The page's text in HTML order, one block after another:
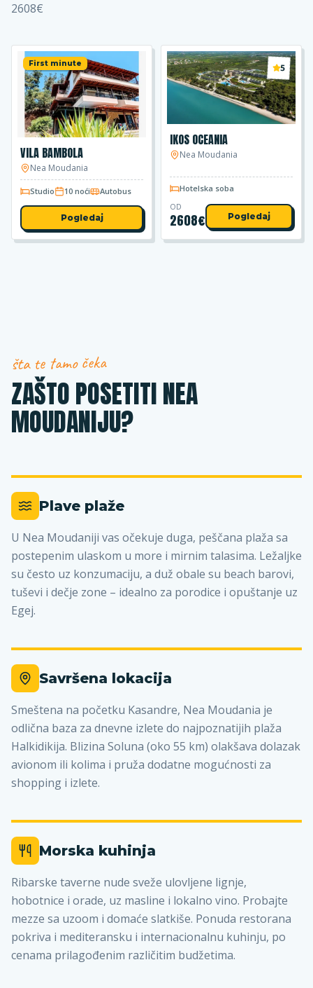
2608€
First minute
VILA BAMBOLA
Nea Moudania
Studio 10 noći Autobus
Pogledaj
5
IKOS OCEANIA
Nea Moudania
Hotelska soba
OD
2608€ Pogledaj
šta te tamo čeka
ZAŠTO POSETITI NEA
MOUDANIJU?
Plave plaže
U Nea Moudaniji vas očekuje duga, peščana plaža sa
postepenim ulaskom u more i mirnim talasima. Ležaljke
su često uz konzumaciju, a duž obale su beach barovi,
tuševi i dečje zone – idealno za porodice i opuštanje uz
Egej.
Savršena lokacija
Smeštena na početku Kasandre, Nea Moudania je
odlična baza za dnevne izlete do najpoznatijih plaža
Halkidikija. Blizina Soluna (oko 55 km) olakšava dolazak
avionom ili kolima i pruža dodatne mogućnosti za
shopping i izlete.
Morska kuhinja
Ribarske taverne nude sveže ulovljene lignje,
hobotnice i orade, uz masline i lokalno vino. Probajte
mezze sa uzoom i domaće slatkiše. Ponuda restorana
pokriva i mediteransku i internacionalnu kuhinju, po
cenama prilagođenim različitim budžetima.